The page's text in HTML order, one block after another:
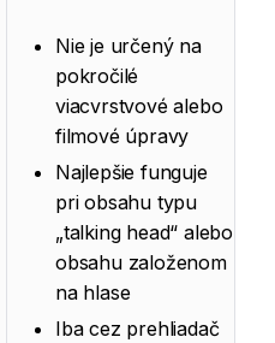
Nie je určený na
pokročilé
viacvrstvové alebo
filmové úpravy
Najlepšie funguje
pri obsahu typu
„talking head“ alebo
obsahu založenom
na hlase
Iba cez prehliadač